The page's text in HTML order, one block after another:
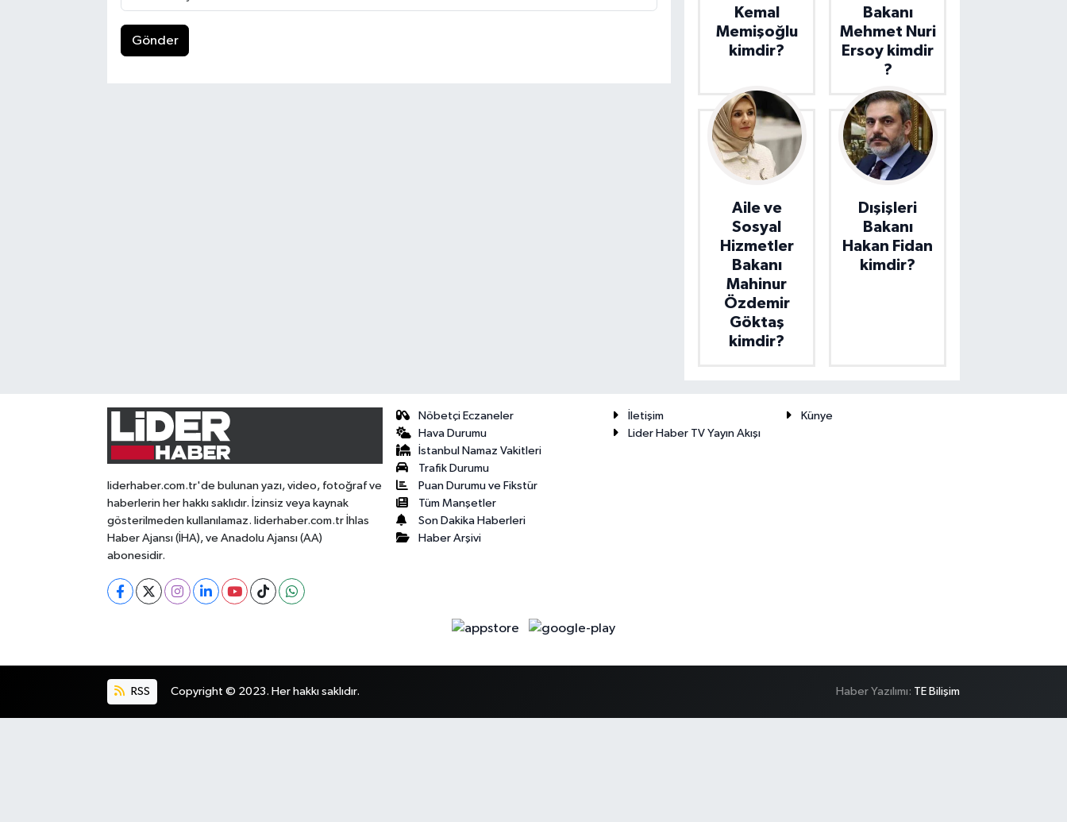
Gönder
Kemal
Memişoğlu
kimdir?
Bakanı
Mehmet Nuri
Ersoy kimdir
?
Aile ve
Sosyal
Hizmetler
Bakanı
Mahinur
Özdemir
Göktaş
kimdir?
Dışişleri
Bakanı
Hakan Fidan
kimdir?
liderhaber.com.tr'de bulunan yazı, video, fotoğraf ve
haberlerin her hakkı saklıdır. İzinsiz veya kaynak
gösterilmeden kullanılamaz. liderhaber.com.tr İhlas
Haber Ajansı (İHA), ve Anadolu Ajansı (AA)
abonesidir.
Nöbetçi Eczaneler
Hava Durumu
İstanbul Namaz Vakitleri
Trafik Durumu
Puan Durumu ve Fikstür
Tüm Manşetler
Son Dakika Haberleri
Haber Arşivi
İletişim
Künye
Lider Haber TV Yayın Akışı
RSS Copyright © 2023. Her hakkı saklıdır. Haber Yazılımı: TE Bilişim